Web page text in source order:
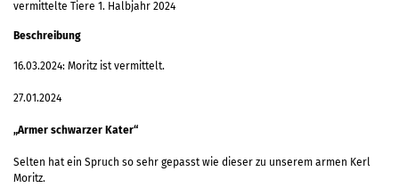
vermittelte Tiere 1. Halbjahr 2024
Beschreibung
16.03.2024: Moritz ist vermittelt.
27.01.2024
„Armer schwarzer Kater“
Selten hat ein Spruch so sehr gepasst wie dieser zu unserem armen Kerl
Moritz.